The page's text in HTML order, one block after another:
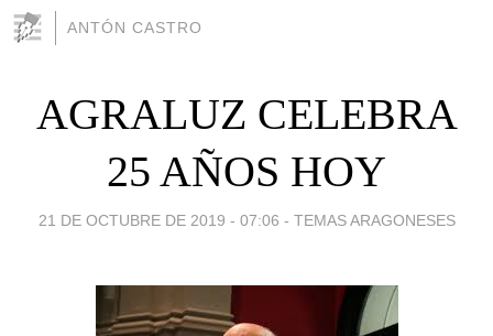
ANTÓN CASTRO
AGRALUZ CELEBRA
25 AÑOS HOY
21 DE OCTUBRE DE 2019 - 07:06 - TEMAS ARAGONESES